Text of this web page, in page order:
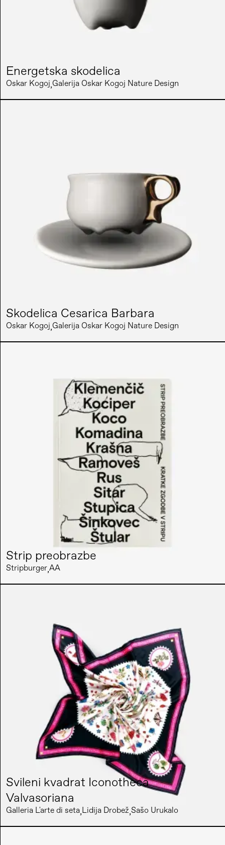
Energetska skodelica
Oskar Kogoj Galerija Oskar Kogoj Nature Design
Skodelica Cesarica Barbara
Oskar Kogoj Galerija Oskar Kogoj Nature Design
Strip preobrazbe
Stripburger AA
Svileni kvadrat Iconotheca
Valvasoriana
Galleria L'arte di seta Lidija Drobež Sašo Urukalo